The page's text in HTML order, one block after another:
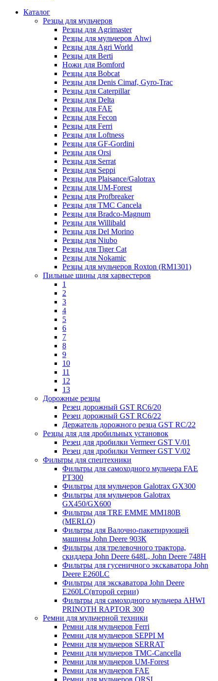
Каталог
Резцы для мульчеров
Резцы для Agrimaster
Резцы для мульчеров Ahwi
Резцы для Agri World
Резцы для Berti
Ножи для Bomford
Резцы для Bobcat
Резцы для Denis Cimaf, Gyro-Trac
Резцы для Caterpillar
Резцы для Delta
Резцы для FAE
Резцы для Fecon
Резцы для Ferri
Резцы для Loftness
Резцы для GF-Gordini
Резцы для Orsi
Резцы для Serrat
Резцы для Seppi
Резцы для Plaisance/Galotrax
Резцы для UM-Forest
Резцы для Profbreaker
Резцы для TMC Cancela
Резцы для Bradco-Magnum
Резцы для Willibald
Резцы для Del Morino
Резцы для Niubo
Резцы для Tiger Cat
Резцы для Nokamic
Резцы для мульчеров Roxton (RM1301)
Пильные шины для харвестеров
1
2
3
4
5
6
7
8
9
10
11
12
13
Дорожные резцы
Резец дорожный GST RC6/20
Резец дорожный GST RC6/22
Держатель дорожного резца GST RC/22
Резцы для для дробильных установок
Резец для дробилки Vermeer GST V/01
Резец для дробилки Vermeer GST V/02
Фильтры для спецтехники
Фильтры для самоходного мульчера FAE
PT300
Фильтры для мульчеров Galotrax GX300
Фильтры для мульчеров Galotrax
GX450/GX600
Фильтры для TRE EMME MM180B
(MERLO)
Фильтры для Валочно-пакетирующей
машины John Deere 903К
Фильтры для трелевочного трактора,
скиддера John Deere 648L, John Deere 748H
Фильтры для гусеничного экскаватора John
Deere E260LC
Фильтры для экскаватора John Deere
E260LC(второй серии)
Фильтры для самоходного мульчера AHWI
PRINOTH RAPTOR 300
Ремни для мульчерной техники
Ремни для мульчеров Ferri
Ремни для мульчеров SEPPI M
Ремни для мульчеров SERRAT
Ремни для мульчеров TMC-Cancella
Ремни для мульчеров UM-Forest
Ремни для мульчеров FAE
Ремни для мульчеров ORSI